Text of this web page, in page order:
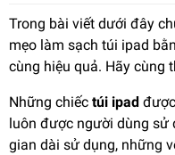
Trong bài viết dưới đây
mẹo làm sạch túi ipad
cùng hiệu quả. Hãy cùng
Những chiếc túi ipad
luôn được người dùng sử
gian dài sử dụng, những